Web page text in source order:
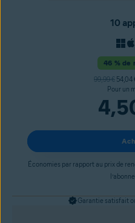
10
46 % de
99,99 € 54,04
Pour un
Économies par rapport au prix de
Garantie satisfait